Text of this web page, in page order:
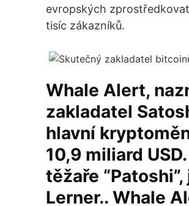
evropských
tisíc zákazníků.
Whale Alert,
zakladatel
hlavní
10,9 miliard
těžaře
Lerner.. Whale